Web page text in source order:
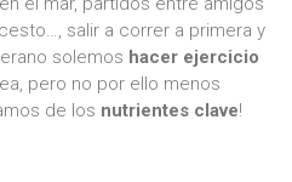
salir a correr a primera y
solemos hacer ejercicio
pero no por ello menos
de los nutrientes clave!